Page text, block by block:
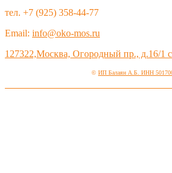
тел. +7 (925) 358-44-77
Email: info@oko-mos.ru
127322,Москва, Огородный пр., д.16/1
© ИП Балаян А.Б. ИНН